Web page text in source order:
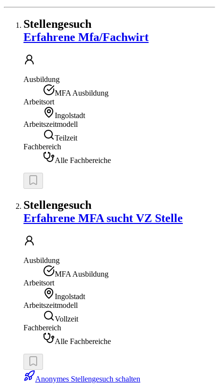
Stellengesuch
Erfahrene Mfa/Fachwirt
Ausbildung
MFA Ausbildung
Arbeitsort
Ingolstadt
Arbeitszeitmodell
Teilzeit
Fachbereich
Alle Fachbereiche
Stellengesuch
Erfahrene MFA sucht VZ Stelle
Ausbildung
MFA Ausbildung
Arbeitsort
Ingolstadt
Arbeitszeitmodell
Vollzeit
Fachbereich
Alle Fachbereiche
Anonymes Stellengesuch schalten